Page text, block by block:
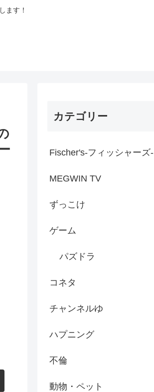
ます！
カテゴリー
Fischer's-フィッシャーズ-
MEGWIN TV
ずっこけ
ゲーム
パズドラ
コネタ
チャンネルゆ
ハプニング
不倫
動物・ペット